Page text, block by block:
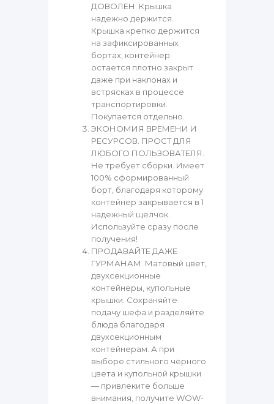
ДОВОЛЕН. Крышка
надежно держится.
Крышка крепко держится
на зафиксированных
бортах, контейнер
остается плотно закрыт
даже при наклонах и
встрясках в процессе
транспортировки.
Покупается отдельно.
ЭКОНОМИЯ ВРЕМЕНИ И
РЕСУРСОВ. ПРОСТ ДЛЯ
ЛЮБОГО ПОЛЬЗОВАТЕЛЯ.
Не требует сборки. Имеет
100% сформированный
борт, благодаря которому
контейнер закрывается в 1
надежный щелчок.
Используйте сразу после
получения!
ПРОДАВАЙТЕ ДАЖЕ
ГУРМАНАМ. Матовый цвет,
двухсекционные
контейнеры, купольные
крышки. Сохраняйте
подачу шефа и разделяйте
блюда благодаря
двухсекционным
контейнерам. А при
выборе стильного чёрного
цвета и купольной крышки
— привлеките больше
внимания, получите WOW-